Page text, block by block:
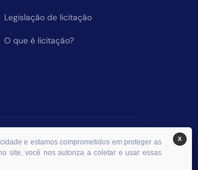
Legislação de licitação
O que é licitação?
X
e estamos comprometidos em proteger as
site, você nos autoriza a coletar e usar essas